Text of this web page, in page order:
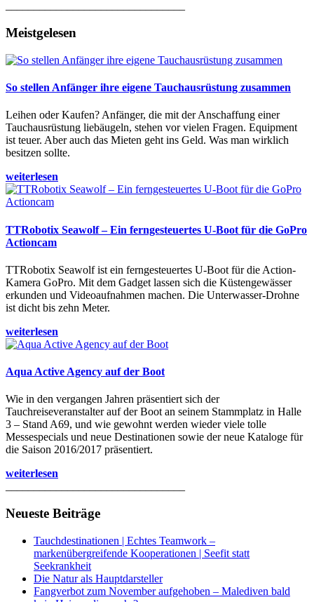
Meistgelesen
So stellen Anfänger ihre eigene Tauchausrüstung zusammen
Leihen oder Kaufen? Anfänger, die mit der Anschaffung einer
Tauchausrüstung liebäugeln, stehen vor vielen Fragen. Equipment
ist teuer. Aber auch das Mieten geht ins Geld. Was man wirklich
besitzen sollte.
weiterlesen
TTRobotix Seawolf – Ein ferngesteuertes U-Boot für die GoPro
Actioncam
TTRobotix Seawolf ist ein ferngesteuertes U-Boot für die Action-
Kamera GoPro. Mit dem Gadget lassen sich die Küstengewässer
erkunden und Videoaufnahmen machen. Die Unterwasser-Drohne
ist dicht bis zehn Meter.
weiterlesen
Aqua Active Agency auf der Boot
Wie in den vergangen Jahren präsentiert sich der
Tauchreiseveranstalter auf der Boot an seinem Stammplatz in Halle
3 – Stand A69, und wie gewohnt werden wieder viele tolle
Messespecials und neue Destinationen sowie der neue Kataloge für
die Saison 2016/2017 präsentiert.
weiterlesen
Neueste Beiträge
Tauchdestinationen | Echtes Teamwork –
markenübergreifende Kooperationen | Seefit statt
Seekrankheit
Die Natur als Hauptdarsteller
Fangverbot zum November aufgehoben – Malediven bald